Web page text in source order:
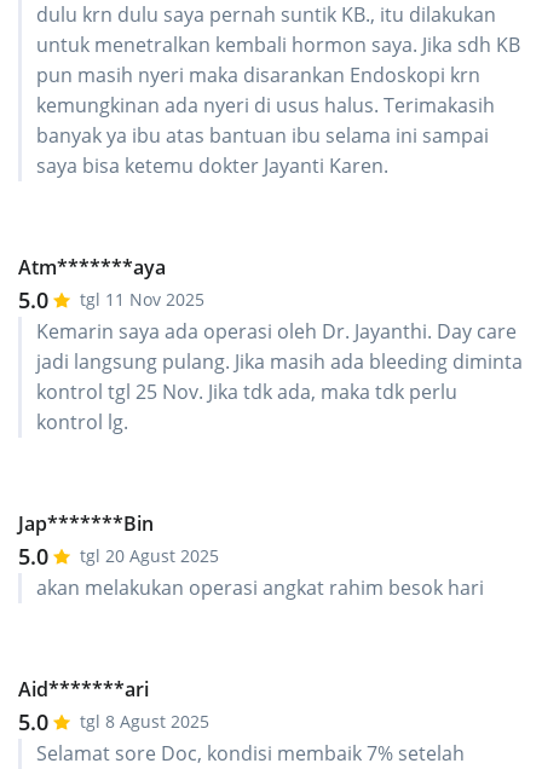
dulu krn dulu saya pernah suntik KB., itu dilakukan
untuk menetralkan kembali hormon saya. Jika sdh KB
pun masih nyeri maka disarankan Endoskopi krn
kemungkinan ada nyeri di usus halus. Terimakasih
banyak ya ibu atas bantuan ibu selama ini sampai
saya bisa ketemu dokter Jayanti Karen.
Atm*******aya
5.0 tgl 11 Nov 2025
Kemarin saya ada operasi oleh Dr. Jayanthi. Day care
jadi langsung pulang. Jika masih ada bleeding diminta
kontrol tgl 25 Nov. Jika tdk ada, maka tdk perlu
kontrol lg.
Jap*******Bin
5.0 tgl 20 Agust 2025
akan melakukan operasi angkat rahim besok hari
Aid*******ari
5.0 tgl 8 Agust 2025
Selamat sore Doc, kondisi membaik 7% setelah